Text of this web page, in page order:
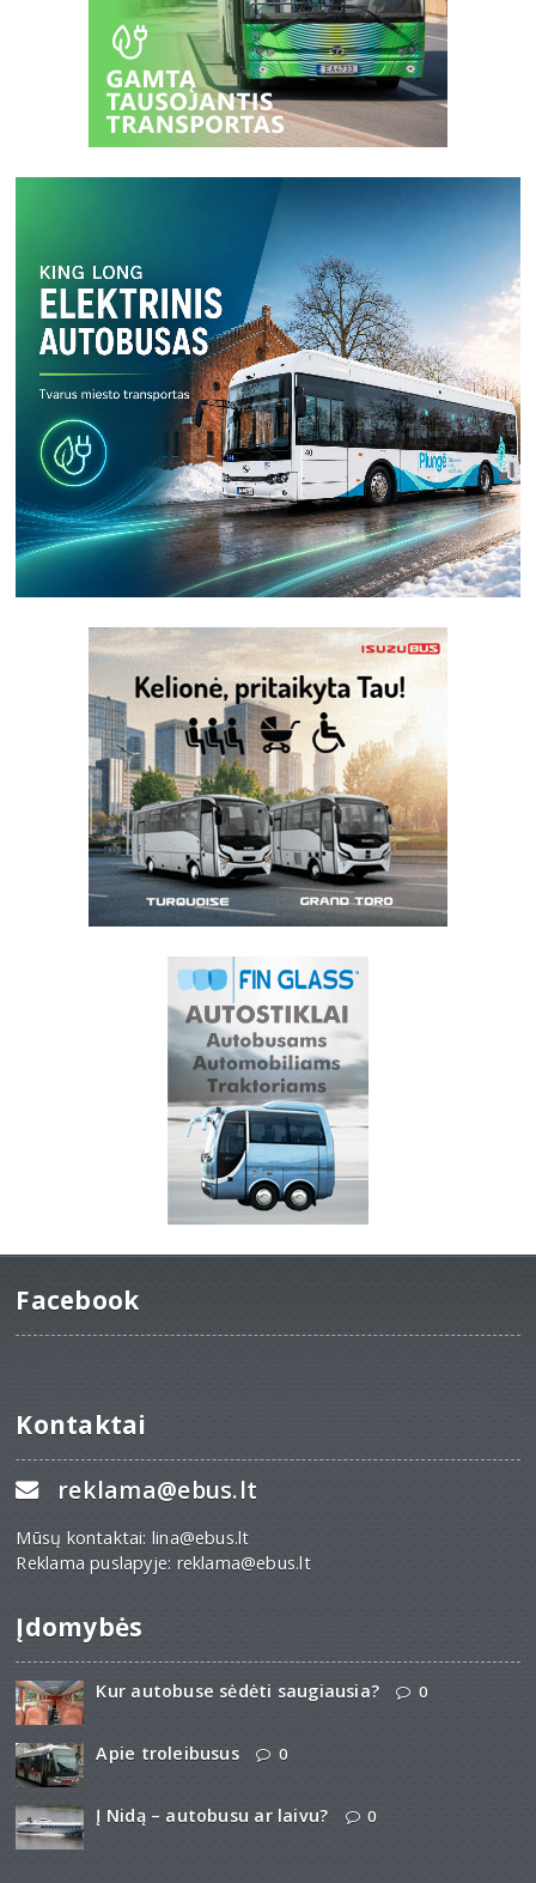
Facebook
Kontaktai
reklama@ebus.lt
Mūsų kontaktai: lina@ebus.lt
Reklama puslapyje: reklama@ebus.lt
Įdomybės
Kur autobuse sėdėti saugiausia? 0
Apie troleibusus 0
Į Nidą – autobusu ar laivu? 0